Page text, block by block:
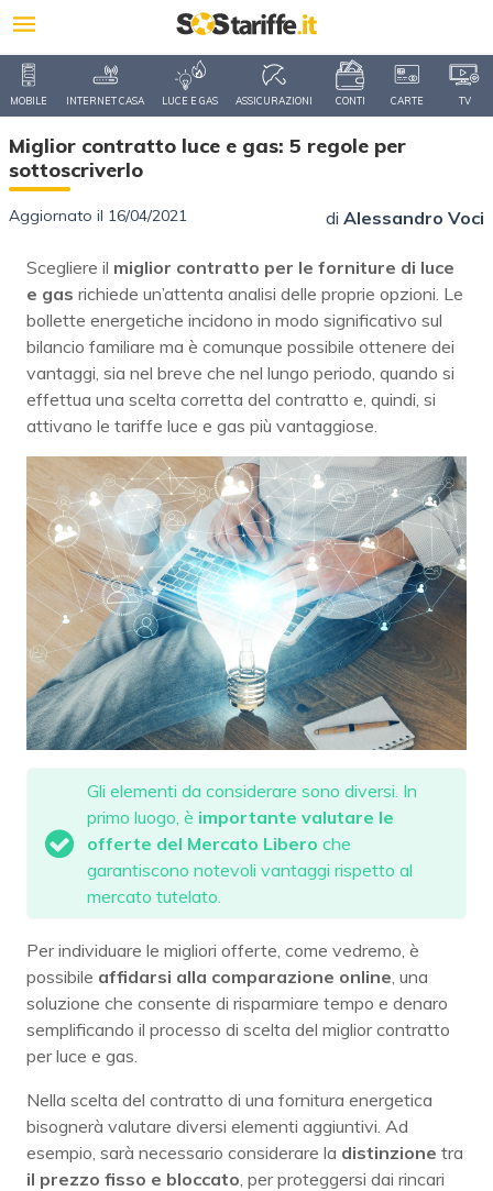
MOBILE INTERNET CASA LUCE E GAS ASSICURAZIONI CONTI CARTE TV
Miglior contratto luce e gas: 5 regole per
sottoscriverlo
Aggiornato il 16/04/2021 di Alessandro Voci
Scegliere il miglior contratto per le forniture di luce
e gas richiede un’attenta analisi delle proprie opzioni. Le
bollette energetiche incidono in modo significativo sul
bilancio familiare ma è comunque possibile ottenere dei
vantaggi, sia nel breve che nel lungo periodo, quando si
effettua una scelta corretta del contratto e, quindi, si
attivano le tariffe luce e gas più vantaggiose.
Gli elementi da considerare sono diversi. In
primo luogo, è importante valutare le
offerte del Mercato Libero che
garantiscono notevoli vantaggi rispetto al
mercato tutelato.
Per individuare le migliori offerte, come vedremo, è
possibile affidarsi alla comparazione online , una
soluzione che consente di risparmiare tempo e denaro
semplificando il processo di scelta del miglior contratto
per luce e gas.
Nella scelta del contratto di una fornitura energetica
bisognerà valutare diversi elementi aggiuntivi. Ad
esempio, sarà necessario considerare la distinzione tra
il prezzo fisso e bloccato , per proteggersi dai rincari